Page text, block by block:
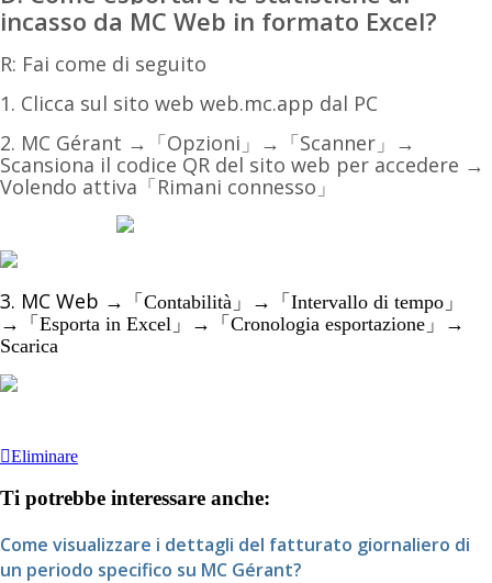
incasso da MC Web in formato Excel?
R: Fai come di seguito
1. Clicca sul sito web web.mc.app dal PC
2. MC Gérant → 「Opzioni」 → 「Scanner」 →
Scansiona il codice QR del sito web per accedere →
Volendo attiva 「Rimani connesso」
3. MC Web → 「Contabilità」 →
「Intervallo di tempo」
→
「Esporta in Excel」 → 「Cronologia esportazione」
→
Scarica
Eliminare
Ti potrebbe interessare anche:
Come visualizzare i dettagli del fatturato giornaliero di
un periodo specifico su MC Gérant?